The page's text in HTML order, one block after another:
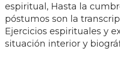
espiritual, Hasta la
póstumos son la
Ejercicios espirituales y
situación interior y